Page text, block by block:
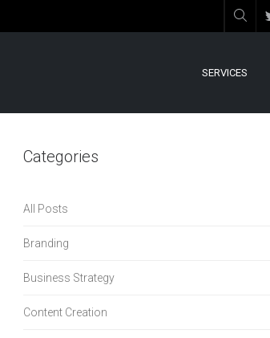
SERVICES
Categories
All Posts
Branding
Business Strategy
Content Creation